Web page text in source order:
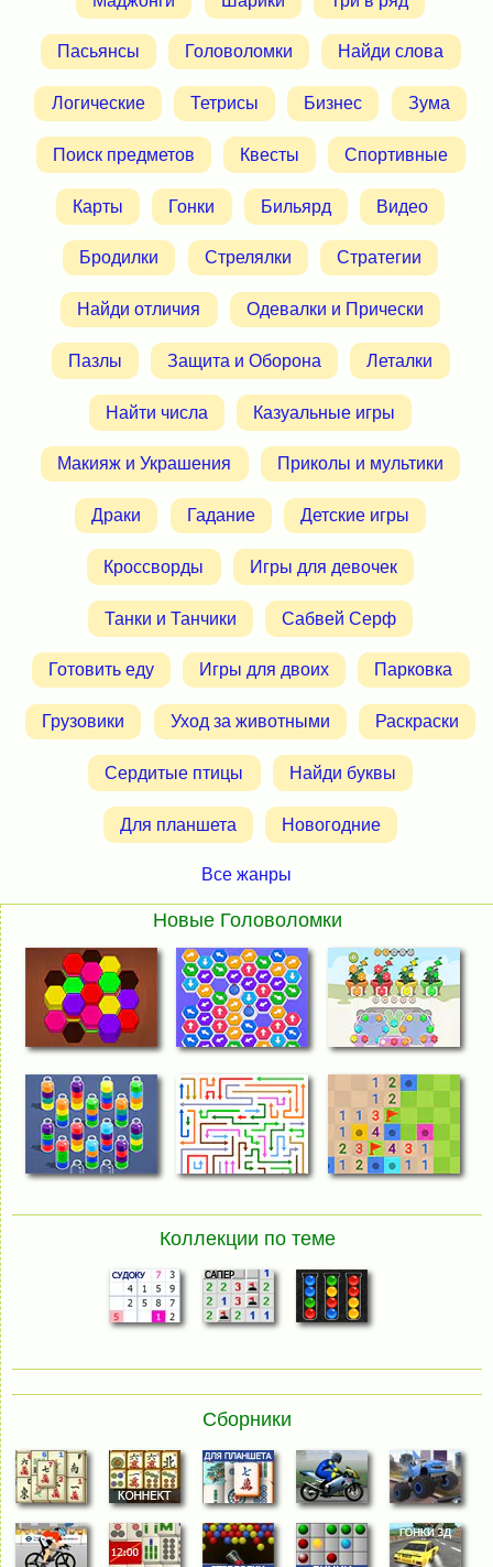
Пасьянсы Головоломки Найди слова
Логические Тетрисы Бизнес Зума
Поиск предметов Квесты Спортивные
Карты Гонки Бильярд Видео
Бродилки Стрелялки Стратегии
Найди отличия Одевалки и Прически
Пазлы Защита и Оборона Леталки
Найти числа Казуальные игры
Макияж и Украшения Приколы и мультики
Драки Гадание Детские игры
Кроссворды Игры для девочек
Танки и Танчики Сабвей Серф
Готовить еду Игры для двоих Парковка
Грузовики Уход за животными Раскраски
Сердитые птицы Найди буквы
Для планшета Новогодние
Все жанры
Новые Головоломки
Коллекции по теме
Сборники